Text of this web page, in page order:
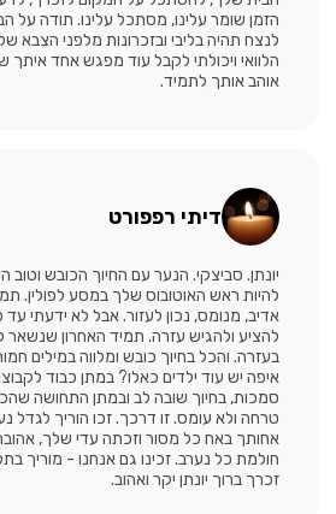
הזמן שומר עלינו,
לנצח תהיה בליבי ובזכרונות מלפני הצבא
הלוואי ויכולתי לקבל עוד מפגש אחד
אוהב אותך לתמיד.
דיתי רפפורט
להיות ראש האוטובוס שלך במסע לפולין.
אדיב, מנומס, נכון לעזור. אבל לא ידעתי
להציע ולהגיש עזרה. תמיד האחרון שנשאר
איפה יש עוד ילדים כאלו? במתן כבוד
סמכות, בחיוך שובה לב ובמתן התחושה
טרחה ולא עומס. זו דרכך. זכו הוריך לגדל
אחותך באח כל מסור וזכתה עדי שלך,
חולמת כל נערב. זכינו גם אנחנו - מוריך
זכרך ברוך יונתן יקר ואהוב.